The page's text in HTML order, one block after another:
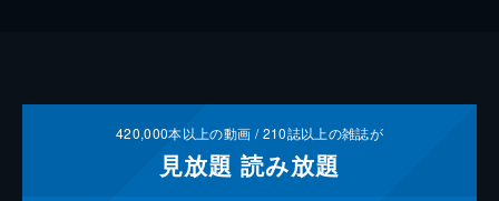
420,000本以上の動画 /210誌以上の雑誌が
見放題 読み放題